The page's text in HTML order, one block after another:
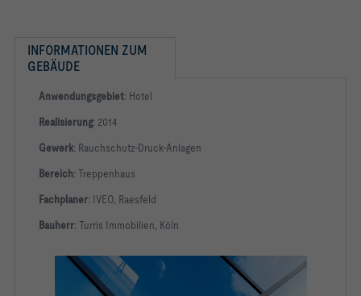
INFORMATIONEN ZUM
GEBÄUDE
Anwendungsgebiet: Hotel
Realisierung: 2014
Gewerk: Rauchschutz-Druck-Anlagen
Bereich: Treppenhaus
Fachplaner: IVEO, Raesfeld
Bauherr: Turris Immobilien, Köln